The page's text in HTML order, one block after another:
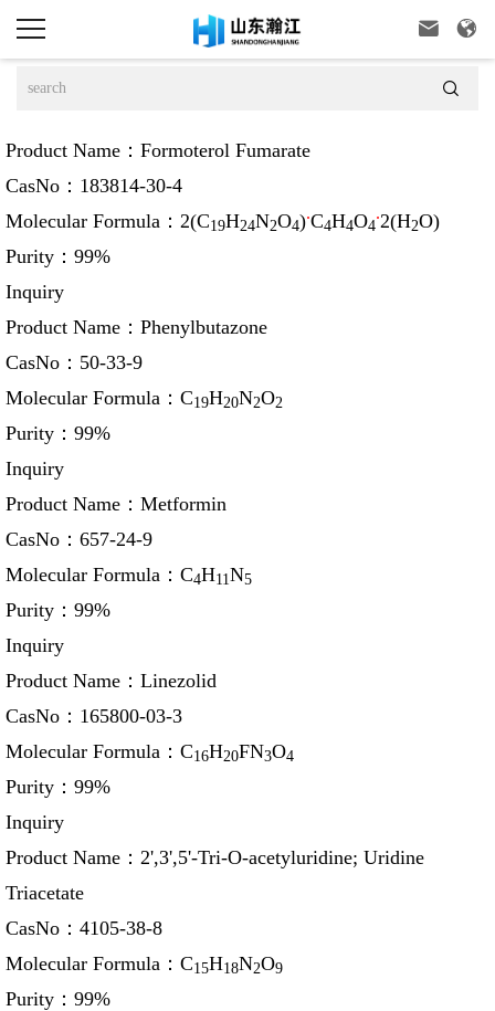
 

Product Name： Formoterol Fumarate
CasNo： 183814-30-4
Molecular Formula： 2(C19H24N2O4).C4H4O4
.2(H2O)
Purity： 99%
Inquiry
Product Name： Phenylbutazone
CasNo： 50-33-9
Molecular Formula： C19H20N2O2
Purity： 99%
Inquiry
Product Name： Metformin
CasNo： 657-24-9
Molecular Formula： C4H11N5
Purity： 99%
Inquiry
Product Name： Linezolid
CasNo： 165800-03-3
Molecular Formula： C16H20FN3O4
Purity： 99%
Inquiry
Product Name： 2',3',5'-Tri-O-acetyluridine; Uridine
Triacetate
CasNo： 4105-38-8
Molecular Formula： C15H18N2O9
Purity： 99%